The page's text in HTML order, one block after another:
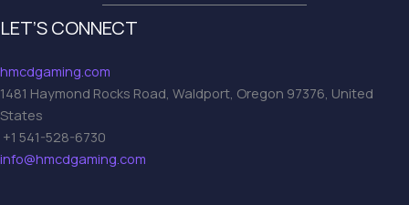
LET’S CONNECT
hmcdgaming.com
1481 Haymond Rocks Road, Waldport, Oregon 97376, United
States
+1 541-528-6730
info@hmcdgaming.com